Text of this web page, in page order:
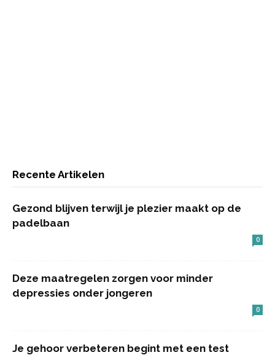
Recente Artikelen
Gezond blijven terwijl je plezier maakt op de
padelbaan
0
Deze maatregelen zorgen voor minder
depressies onder jongeren
0
Je gehoor verbeteren begint met een test